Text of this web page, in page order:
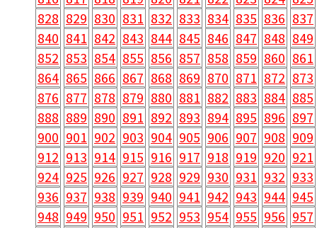
828 829 830 831 832 833 834 835 836 837
840 841 842 843 844 845 846 847 848 849
852 853 854 855 856 857 858 859 860 861
864 865 866 867 868 869 870 871 872 873
876 877 878 879 880 881 882 883 884 885
888 889 890 891 892 893 894 895 896 897
900 901 902 903 904 905 906 907 908 909
912 913 914 915 916 917 918 919 920 921
924 925 926 927 928 929 930 931 932 933
936 937 938 939 940 941 942 943 944 945
948 949 950 951 952 953 954 955 956 957